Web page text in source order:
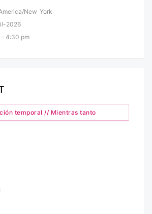
New_York
2026
- 4:30 pm
temporal // Mientras tanto